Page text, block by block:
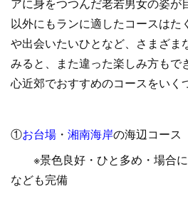
以外にもランに適したコースはた
や出会いたいひとなど、さまざま
みると、また違った楽しみ方も
心近郊でおすすめのコースをいく
①お台場 ・ 湘南海岸の海辺コース
※景色良好・ひと多め・場合に
なども完備